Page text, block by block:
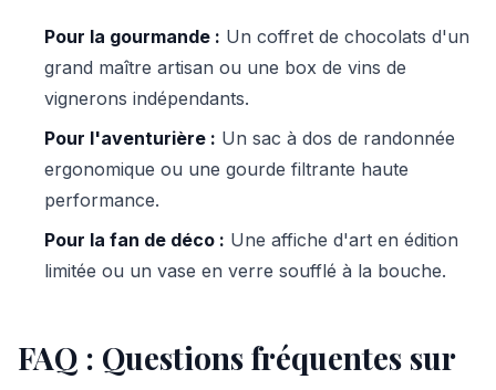
Pour la gourmande : Un coffret de chocolats d'un
grand maître artisan ou une box de vins de
vignerons indépendants.
Pour l'aventurière : Un sac à dos de randonnée
ergonomique ou une gourde filtrante haute
performance.
Pour la fan de déco : Une affiche d'art en édition
limitée ou un vase en verre soufflé à la bouche.
FAQ : Questions fréquentes sur